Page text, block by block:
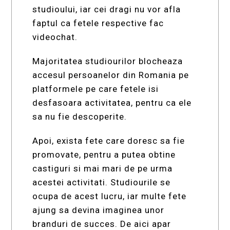
studioului, iar cei dragi nu vor afla
faptul ca fetele respective fac
videochat.
Majoritatea studiourilor blocheaza
accesul persoanelor din Romania pe
platformele pe care fetele isi
desfasoara activitatea, pentru ca ele
sa nu fie descoperite.
Apoi, exista fete care doresc sa fie
promovate, pentru a putea obtine
castiguri si mai mari de pe urma
acestei activitati. Studiourile se
ocupa de acest lucru, iar multe fete
ajung sa devina imaginea unor
branduri de succes. De aici apar